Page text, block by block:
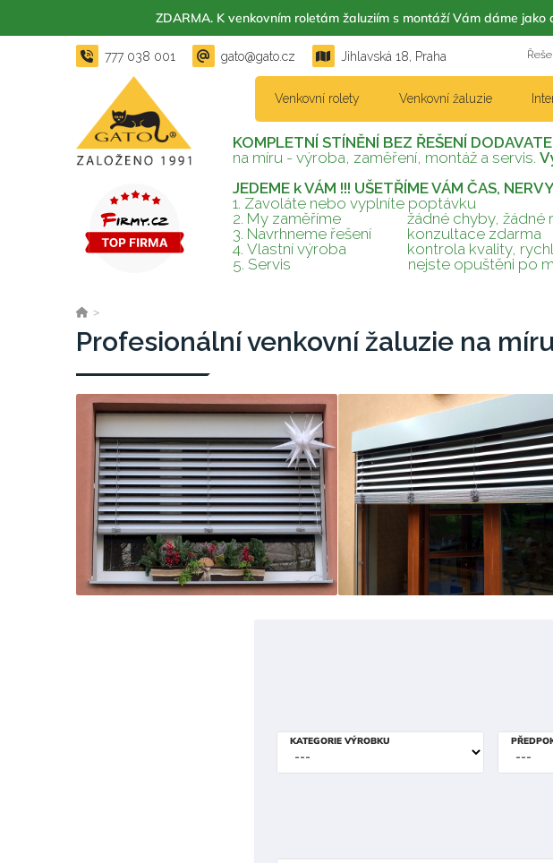
777 038 001 gato@gato.cz Jihlavská 18, Praha
Venkovní rolety Venkovní žaluzie
KOMPLETNÍ STÍNĚNÍ BEZ ŘEŠENÍ
na míru - výroba, zaměření, montáž a servis.
JEDEME k VÁM !!! UŠETŘÍME VÁM ČAS,
1. Zavoláte nebo vyplníte poptávku
2. My zaměříme
žádné chyby, žádné
3. Navrhneme řešení
konzultace zdarma
4. Vlastní výroba
kontrola kvality,
5. Servis nejste opuštěni po
>
Profesionální venkovní žaluzie na
KATEGORIE VÝROBKU
ZDARMA. K venkovním roletám žaluziím s montáží Vám dáme